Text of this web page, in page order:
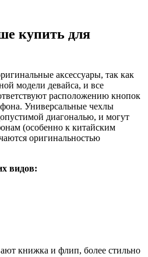
купить для
аксессуары, так как
модели девайса, и все
расположению кнопок
Универсальные чехлы
диагональю, и могут
(особенно к китайским
оригинальностью
видов:
книжка и флип, более стильно